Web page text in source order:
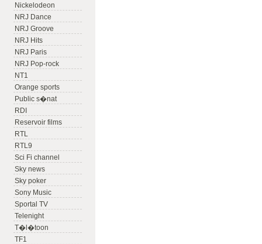
Nickelodeon
NRJ Dance
NRJ Groove
NRJ Hits
NRJ Paris
NRJ Pop-rock
NT1
Orange sports
Public s�nat
RDI
Reservoir films
RTL
RTL9
Sci Fi channel
Sky news
Sky poker
Sony Music
Sportal TV
Telenight
T�l�toon
TF1